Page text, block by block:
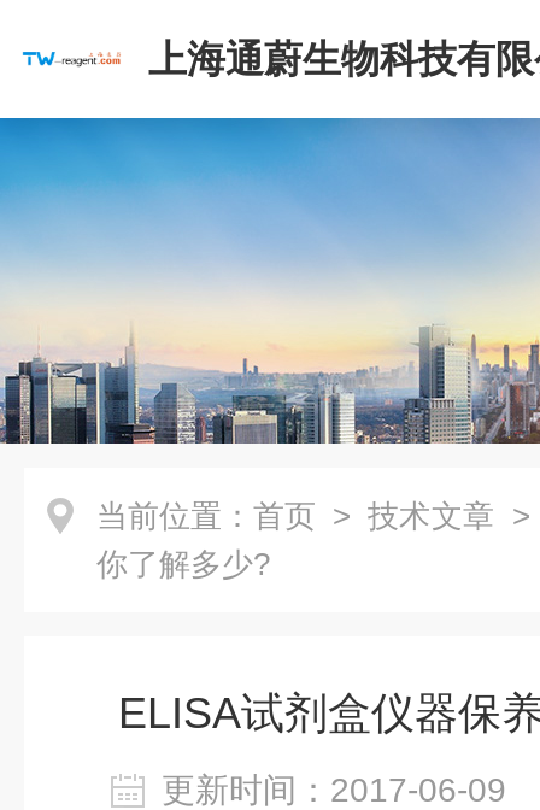
上海通蔚生物科技有
当前位置： 首页 > 技术文章 >
你了解多少?
ELISA试剂盒仪器保
更新时间：2017-06-